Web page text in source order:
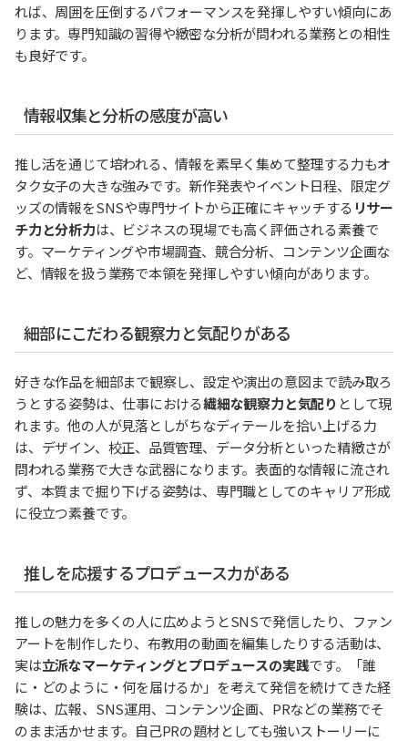
れば、周囲を圧倒するパフォーマンスを発揮しやすい傾向にあ
ります。専門知識の習得や緻密な分析が問われる業務との相性
も良好です。
情報収集と分析の感度が高い
推し活を通じて培われる、情報を素早く集めて整理する力もオ
タク女子の大きな強みです。新作発表やイベント日程、限定グ
ッズの情報をSNSや専門サイトから正確にキャッチする リサー
チ力と分析力は、ビジネスの現場でも高く評価される素養で
す。マーケティングや市場調査、競合分析、コンテンツ企画な
ど、情報を扱う業務で本領を発揮しやすい傾向があります。
細部にこだわる観察力と気配りがある
好きな作品を細部まで観察し、設定や演出の意図まで読み取ろ
うとする姿勢は、仕事における繊細な観察力と気配り として現
れます。他の人が見落としがちなディテールを拾い上げる力
は、デザイン、校正、品質管理、データ分析といった精緻さが
問われる業務で大きな武器になります。表面的な情報に流され
ず、本質まで掘り下げる姿勢は、専門職としてのキャリア形成
に役立つ素養です。
推しを応援するプロデュース力がある
推しの魅力を多くの人に広めようとSNSで発信したり、ファン
アートを制作したり、布教用の動画を編集したりする活動は、
実は立派なマーケティングとプロデュースの実践です。「誰
に・どのように・何を届けるか」を考えて発信を続けてきた経
験は、広報、SNS運用、コンテンツ企画、PRなどの業務でそ
のまま活かせます。自己PRの題材としても強いストーリーに